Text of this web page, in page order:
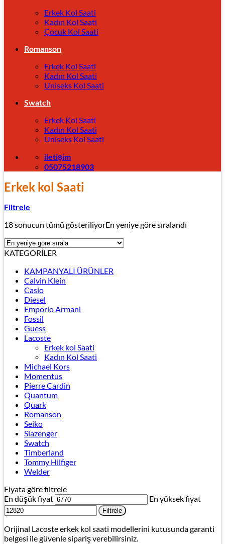
Erkek Kol Saati
Kadın Kol Saati
Çocuk Kol Saati
Romanson
Erkek Kol Saati
Kadın Kol Saati
Uniseks Kol Saati
Swatch
Erkek Kol Saati
Kadın Kol Saati
Uniseks Kol Saati
iletişim
05075218903
Erkek kol Saati
Filtrele
18 sonucun tümü gösteriliyorEn yeniye göre sıralandı
KATEGORİLER
KAMPANYALI ÜRÜNLER
Calvin Klein
Casio
Diesel
Emporio Armani
Fossil
Guess
Lacoste
Erkek kol Saati
Kadın Kol Saati
Michael Kors
Momentus
Pierre Cardin
Quantum
Quark
Romanson
Seiko
Slazenger
Swatch
Timberland
Tommy Hilfiger
Welder
Fiyata göre filtrele
En düşük fiyat
En yüksek fiyat
Filtrele
Orijinal Lacoste erkek kol saati modellerini kutusunda garanti
belgesi ile güvenle sipariş verebilirsiniz.